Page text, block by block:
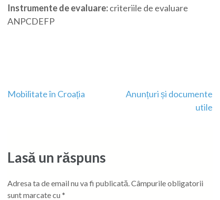
Instrumente de evaluare:criteriile de evaluare
ANPCDEFP
Navigare
Mobilitate în Croația
Anunțuri și documente
utile
Lasă un răspuns
Adresa ta de email nu va fi publicată.Câmpurile obligatorii
sunt marcate cu *